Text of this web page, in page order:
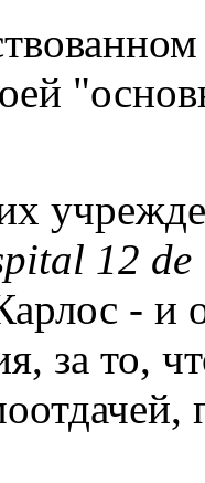
12 de
- и
за то,